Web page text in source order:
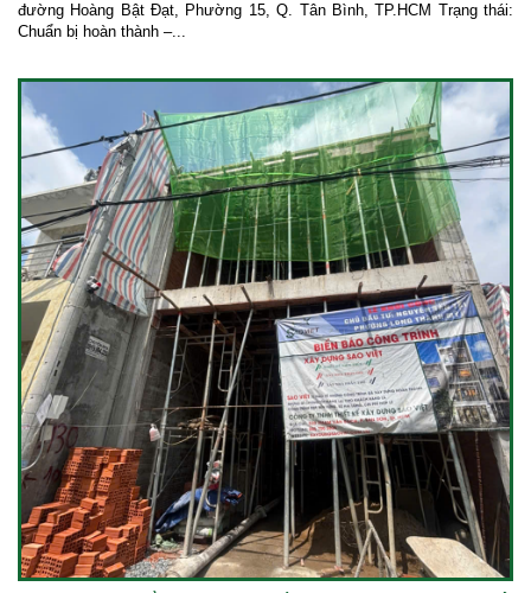
đường Hoàng Bật Đạt, Phường 15, Q. Tân Bình, TP.HCM Trạng thái:
Chuẩn bị hoàn thành –...